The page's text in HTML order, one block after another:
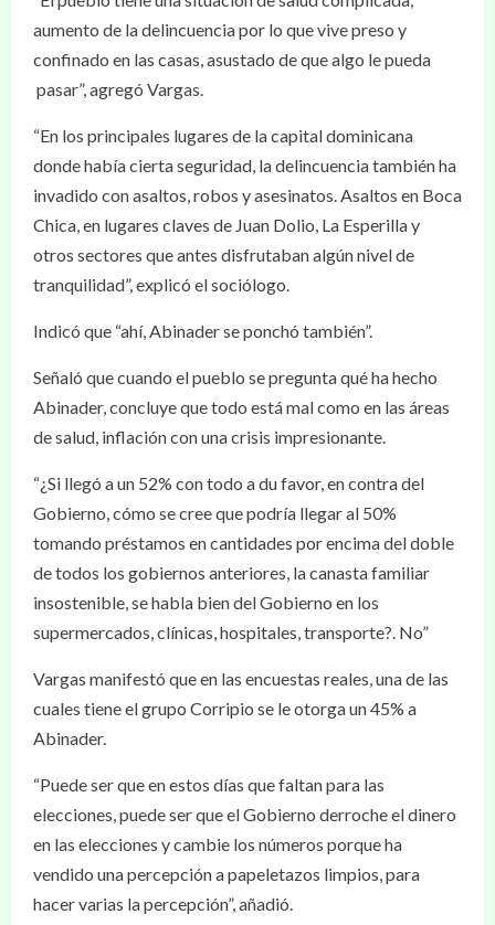
aumento de la delincuencia por lo que vive preso y
confinado en las casas, asustado de que algo le pueda
pasar”, agregó Vargas.
“En los principales lugares de la capital dominicana
donde había cierta seguridad, la delincuencia también ha
invadido con asaltos, robos y asesinatos. Asaltos en Boca
Chica, en lugares claves de Juan Dolio, La Esperilla y
otros sectores que antes disfrutaban algún nivel de
tranquilidad”, explicó el sociólogo.
Indicó que “ahí, Abinader se ponchó también”.
Señaló que cuando el pueblo se pregunta qué ha hecho
Abinader, concluye que todo está mal como en las áreas
de salud, inflación con una crisis impresionante.
“¿Si llegó a un 52% con todo a du favor, en contra del
Gobierno, cómo se cree que podría llegar al 50%
tomando préstamos en cantidades por encima del doble
de todos los gobiernos anteriores, la canasta familiar
insostenible, se habla bien del Gobierno en los
supermercados, clínicas, hospitales, transporte?. No”
Vargas manifestó que en las encuestas reales, una de las
cuales tiene el grupo Corripio se le otorga un 45% a
Abinader.
“Puede ser que en estos días que faltan para las
elecciones, puede ser que el Gobierno derroche el dinero
en las elecciones y cambie los números porque ha
vendido una percepción a papeletazos limpios, para
hacer varias la percepción”, añadió.